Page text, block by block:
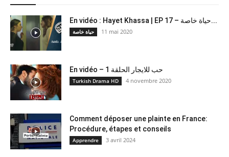
En vidéo : Hayet Khassa | EP 17 – حياة خاصة...
حياة خاصة 11 mai 2020
En vidéo – حب للايجار الحلقة 1
Turkish Drama HD 4 novembre 2020
Comment déposer une plainte en France:
Procédure, étapes et conseils
Apprendre 3 avril 2024